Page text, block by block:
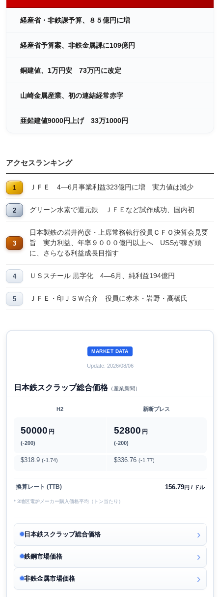
経産省・非鉄課予算、８５億円に増
経産省予算案、非鉄金属課に109億円
銅建値、1万円安 73万円に改定
山崎金属産業、初の連結経常赤字
亜鉛建値9000円上げ 33万1000円
アクセスランキング
ＪＦＥ 4―6月事業利益323億円に増 実力値は減少
グリーン水素で還元鉄 ＪＦＥなど試作成功、国内初
日本製鉄の岩井尚彦・上席常務執行役員ＣＦＯ決算会見要
旨 実力利益、年率９０００億円以上へ USSが稼ぎ頭
に、さらなる利益成長目指す
ＵＳスチール 黒字化 4―6月、純利益194億円
ＪＦＥ・印ＪＳＷ合弁 役員に赤木・岩野・髙橋氏
MARKET DATA
Update: 2026/08/06
日本鉄スクラップ総合価格（産業新聞）
H2 新断プレス
50000 円
(-200)
52800 円
(-200)
$318.9 (-1.74) $336.76 (-1.77)
換算レート (TTB) 156.79円 / ドル
* 3地区電炉メーカー購入価格平均（トン当たり）
日本鉄スクラップ総合価格
鉄鋼市場価格
非鉄金属市場価格